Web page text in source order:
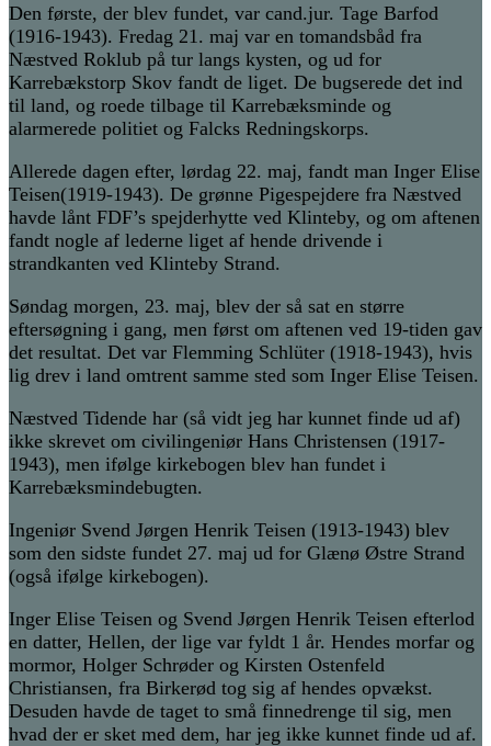
Den første, der blev fundet, var cand.jur. Tage Barfod
(1916-1943). Fredag 21. maj var en tomandsbåd fra
Næstved Roklub på tur langs kysten, og ud for
Karrebækstorp Skov fandt de liget. De bugserede det ind
til land, og roede tilbage til Karrebæksminde og
alarmerede politiet og Falcks Redningskorps.
Allerede dagen efter, lørdag 22. maj, fandt man Inger Elise
Teisen(1919-1943). De grønne Pigespejdere fra Næstved
havde lånt FDF’s spejderhytte ved Klinteby, og om aftenen
fandt nogle af lederne liget af hende drivende i
strandkanten ved Klinteby Strand.
Søndag morgen, 23. maj, blev der så sat en større
eftersøgning i gang, men først om aftenen ved 19-tiden gav
det resultat. Det var Flemming Schlüter (1918-1943), hvis
lig drev i land omtrent samme sted som Inger Elise Teisen.
Næstved Tidende har (så vidt jeg har kunnet finde ud af)
ikke skrevet om civilingeniør Hans Christensen (1917-
1943), men ifølge kirkebogen blev han fundet i
Karrebæksmindebugten.
Ingeniør Svend Jørgen Henrik Teisen (1913-1943) blev
som den sidste fundet 27. maj ud for Glænø Østre Strand
(også ifølge kirkebogen).
Inger Elise Teisen og Svend Jørgen Henrik Teisen efterlod
en datter, Hellen, der lige var fyldt 1 år. Hendes morfar og
mormor, Holger Schrøder og Kirsten Ostenfeld
Christiansen, fra Birkerød tog sig af hendes opvækst.
Desuden havde de taget to små finnedrenge til sig, men
hvad der er sket med dem, har jeg ikke kunnet finde ud af.